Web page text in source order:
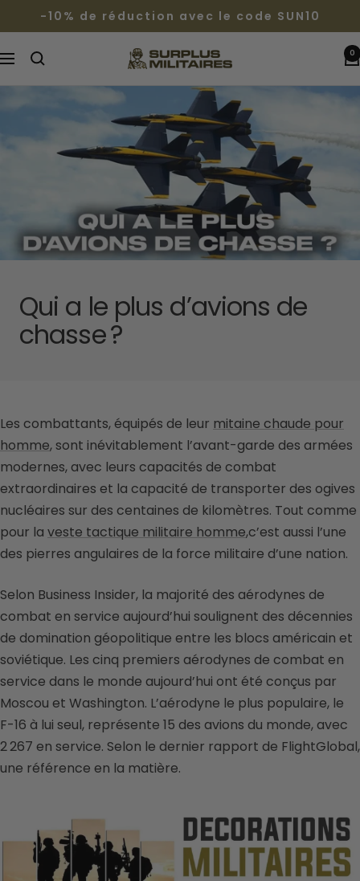
au
contenu
-10% de réduction avec le code SUN10
Navigation
Surplus
0
Qui a le plus d’avions de
chasse ?
Les combattants, équipés de leur mitaine chaude pour
homme, sont inévitablement l’avant-garde des armées
modernes, avec leurs capacités de combat
extraordinaires et la capacité de transporter des ogives
nucléaires sur des centaines de kilomètres. Tout comme
pour la veste tactique militaire homme,c’est aussi l’une
des pierres angulaires de la force militaire d’une nation.
Selon Business Insider, la majorité des aérodynes de
combat en service aujourd’hui soulignent des décennies
de domination géopolitique entre les blocs américain et
soviétique. Les cinq premiers aérodynes de combat en
service dans le monde aujourd’hui ont été conçus par
Moscou et Washington. L’aérodyne le plus populaire, le
F-16 à lui seul, représente 15 des avions du monde, avec
2 267 en service. Selon le dernier rapport de FlightGlobal,
une référence en la matière.